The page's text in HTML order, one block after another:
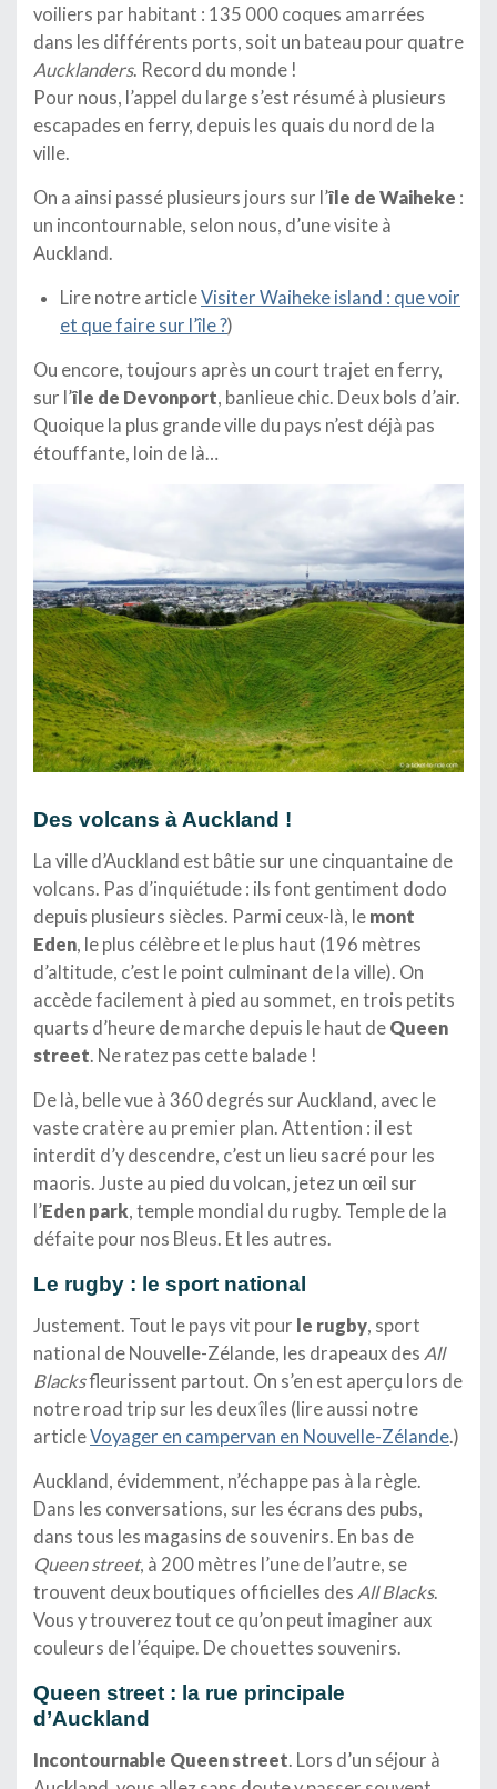
voiliers par habitant : 135 000 coques amarrées
dans les différents ports, soit un bateau pour quatre
Aucklanders. Record du monde !
Pour nous, l’appel du large s’est résumé à plusieurs
escapades en ferry, depuis les quais du nord de la
ville.
On a ainsi passé plusieurs jours sur l’île de Waiheke :
un incontournable, selon nous, d’une visite à
Auckland.
Lire notre articleVisiter Waiheke island : que voir
et que faire sur l’île ?)
Ou encore, toujours après un court trajet en ferry,
sur l’île de Devonport, banlieue chic. Deux bols d’air.
Quoique la plus grande ville du pays n’est déjà pas
étouffante, loin de là…
Des volcans à Auckland !
La ville d’Auckland est bâtie sur une cinquantaine de
volcans. Pas d’inquiétude : ils font gentiment dodo
depuis plusieurs siècles. Parmi ceux-là, le mont
Eden, le plus célèbre et le plus haut (196 mètres
d’altitude, c’est le point culminant de la ville). On
accède facilement à pied au sommet, en trois petits
quarts d’heure de marche depuis le haut de Queen
street. Ne ratez pas cette balade !
De là, belle vue à 360 degrés sur Auckland, avec le
vaste cratère au premier plan. Attention : il est
interdit d’y descendre, c’est un lieu sacré pour les
maoris. Juste au pied du volcan, jetez un œil sur
l’Eden park, temple mondial du rugby. Temple de la
défaite pour nos Bleus. Et les autres.
Le rugby : le sport national
Justement. Tout le pays vit pour le rugby, sport
national de Nouvelle-Zélande, les drapeaux des All
Blacksfleurissent partout. On s’en est aperçu lors de
notre road trip sur les deux îles (lire aussi notre
articleVoyager en campervan en Nouvelle-Zélande.)
Auckland, évidemment, n’échappe pas à la règle.
Dans les conversations, sur les écrans des pubs,
dans tous les magasins de souvenirs. En bas de
Queen street, à 200 mètres l’une de l’autre, se
trouvent deux boutiques officielles des All Blacks.
Vous y trouverez tout ce qu’on peut imaginer aux
couleurs de l’équipe. De chouettes souvenirs.
Queen street : la rue principale
d’Auckland
Incontournable Queen street. Lors d’un séjour à